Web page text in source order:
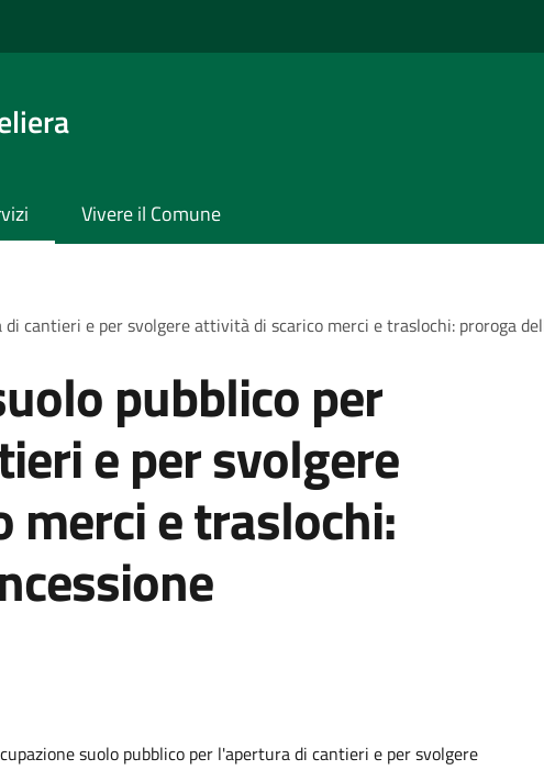
Vivere il Comune
cantieri e per svolgere attività di scarico merci e traslochi: proroga
pubblico per
e per svolgere
e traslochi:
suolo pubblico per l'apertura di cantieri e per svolgere